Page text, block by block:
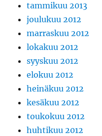
tammikuu 2013
joulukuu 2012
marraskuu 2012
lokakuu 2012
syyskuu 2012
elokuu 2012
heinäkuu 2012
kesäkuu 2012
toukokuu 2012
huhtikuu 2012